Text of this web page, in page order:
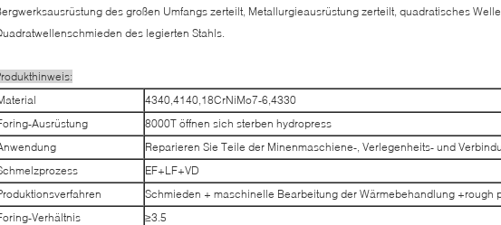
des großen Umfangs zerteilt, Metallurgieausrüstung zerteilt, quadratisches
des legierten Stahls.
4340,4140,18CrNiMo7-6,4330
Ausrüstung
8000T öffnen sich sterben hydropress
Reparieren Sie Teile der Minenmaschiene-, Verlegenheits- und
EF+LF+VD
Schmieden + maschinelle Bearbeitung der Wärmebehandlung +rough
Verhältnis
≥3.5